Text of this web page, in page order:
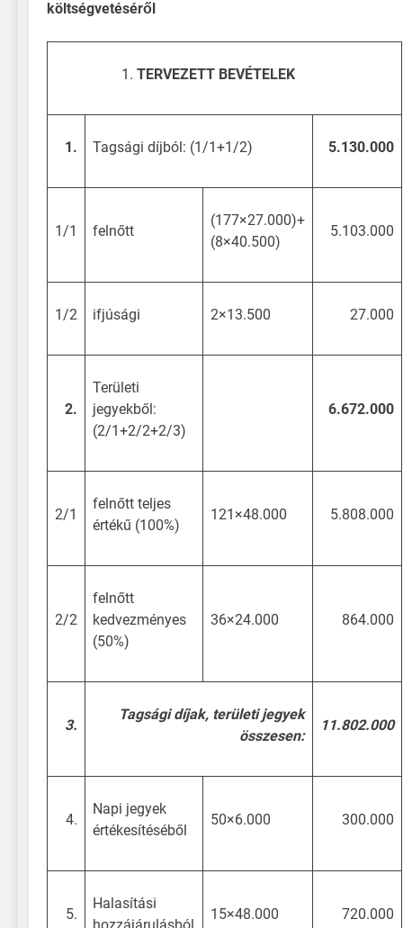
költségvetéséről
TERVEZETT BEVÉTELEK
1. Tagsági díjból: (1/1+1/2) 5.130.000
1/1 felnőtt
(177×27.000)+
(8×40.500)
5.103.000
1/2 ifjúsági 2×13.500 27.000
2.
Területi
jegyekből:
(2/1+2/2+2/3)
6.672.000
2/1
felnőtt teljes
értékű (100%)
121×48.000 5.808.000
2/2
felnőtt
kedvezményes
(50%)
36×24.000 864.000
3.
Tagsági díjak, területi jegyek
összesen:
11.802.000
4.
Napi jegyek
értékesítéséből
50×6.000 300.000
5.
Halasítási
15×48.000 720.000